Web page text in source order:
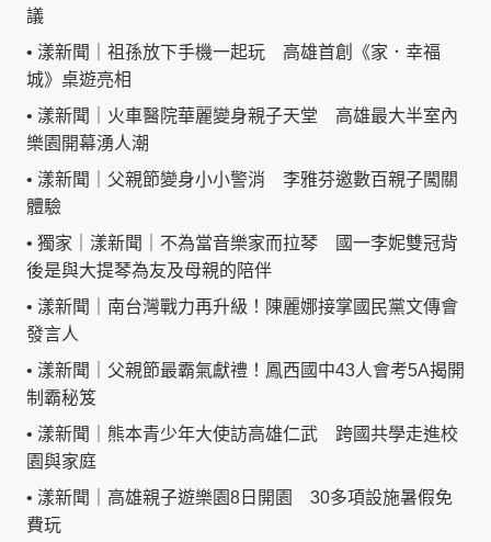
議
• 漾新聞｜祖孫放下手機一起玩 高雄首創《家．幸福
城》桌遊亮相
• 漾新聞｜火車醫院華麗變身親子天堂 高雄最大半室內
樂園開幕湧人潮
• 漾新聞｜父親節變身小小警消 李雅芬邀數百親子闖關
體驗
• 獨家｜漾新聞｜不為當音樂家而拉琴 國一李妮雙冠背
後是與大提琴為友及母親的陪伴
• 漾新聞｜南台灣戰力再升級！陳麗娜接掌國民黨文傳會
發言人
• 漾新聞｜父親節最霸氣獻禮！鳳西國中43人會考5A揭開
制霸秘笈
• 漾新聞｜熊本青少年大使訪高雄仁武 跨國共學走進校
園與家庭
• 漾新聞｜高雄親子遊樂園8日開園 30多項設施暑假免
費玩